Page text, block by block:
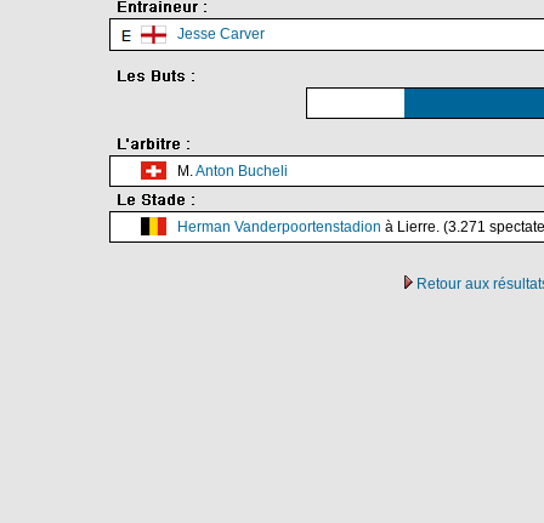
Jesse Carver
M.Anton Bucheli
Herman Vanderpoortenstadion à Lierre. (3.271
Retour aux